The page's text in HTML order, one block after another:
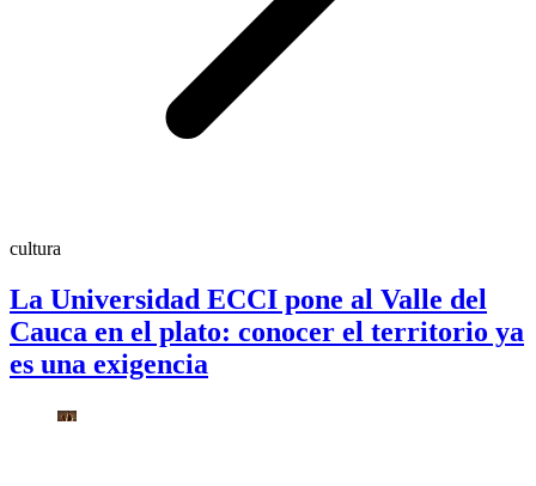
cultura
La Universidad ECCI pone al Valle del
Cauca en el plato: conocer el territorio ya
es una exigencia